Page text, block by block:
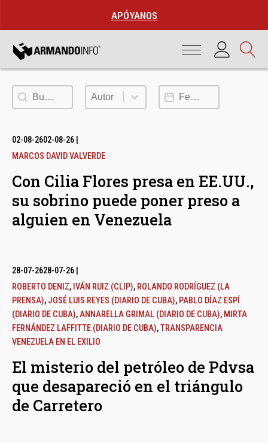
APÓYANOS
Buscar Autor
Autor Fecha de publicación
02-08-2602-08-26
MARCOS DAVID VALVERDE
Con Cilia Flores presa en EE.UU.,
su sobrino puede poner preso a
alguien en Venezuela
28-07-2628-07-26
ROBERTO DENIZ, IVÁN RUIZ (CLIP), ROLANDO RODRÍGUEZ (LA
PRENSA), JOSÉ LUIS REYES (DIARIO DE CUBA), PABLO DÍAZ ESPÍ
(DIARIO DE CUBA),ANNARELLA GRIMAL (DIARIO DE CUBA), MIRTA
FERNÁNDEZ LAFFITTE (DIARIO DE CUBA),TRANSPARENCIA
VENEZUELA EN EL EXILIO
El misterio del petróleo de Pdvsa
que desapareció en el triángulo
de Carretero